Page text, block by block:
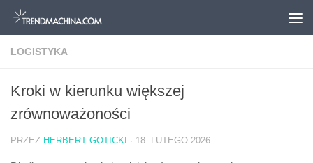
Przejdź do treści
LOGISTYKA
Kroki w kierunku większej
zrównoważoności
PRZEZ HERBERT GOTICKI · 18. LUTEGO 2026